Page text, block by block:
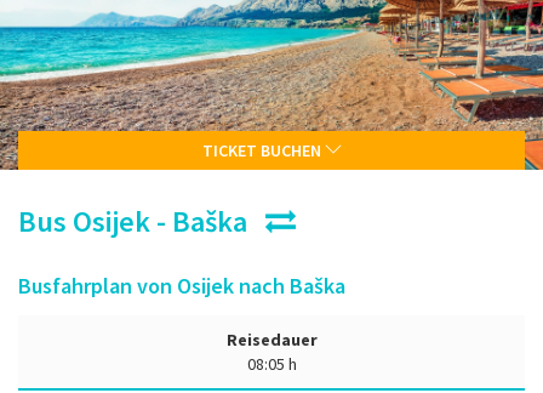
TICKET BUCHEN
Bus Osijek - Baška
Busfahrplan von Osijek nach Baška
Reisedauer
08:05 h